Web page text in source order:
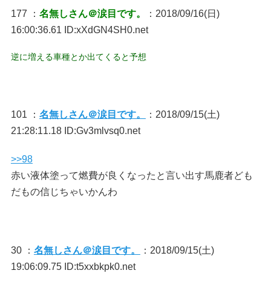
177 ： 名無しさん＠涙目です。
：2018/09/16(日)
16:00:36.61 ID:xXdGN4SH0.net
逆に増える車種とか出てくると予想
101 ： 名無しさん＠涙目です。
：2018/09/15(土)
21:28:11.18 ID:Gv3mlvsq0.net
>>98
赤い液体塗って燃費が良くなったと言い出す馬鹿者ども
だもの信じちゃいかんわ
30 ： 名無しさん＠涙目です。
：2018/09/15(土)
19:06:09.75 ID:t5xxbkpk0.net